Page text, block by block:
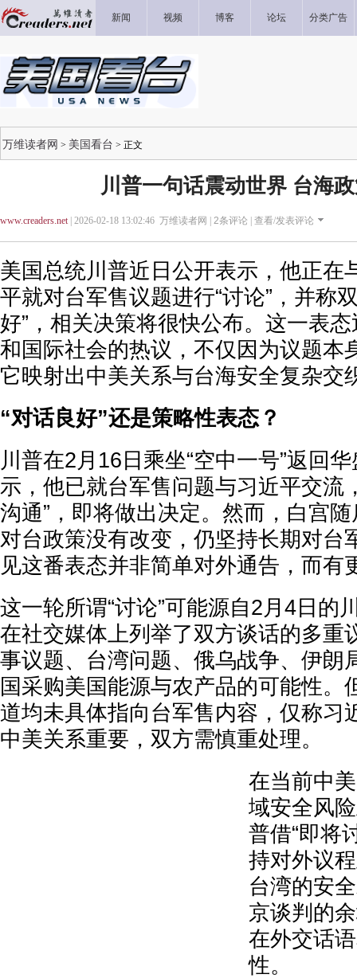
新闻 视频 博客 论坛 分类广告
万维读者网 > 美国看台 > 正文
川普一句话震动世界 台海
www.creaders.net| 2026-02-18 13:02:46 万维读者网 | 2条评论 | 查看/发表评论
美国总统川普近日公开表示，他正在
平就对台军售议题进行“讨论”，并称
好”，相关决策将很快公布。这一表
和国际社会的热议，不仅因为议题本
它映射出中美关系与台海安全复杂交
“对话良好”还是策略性表态？
川普在2月16日乘坐“空中一号”返回
示，他已就台军售问题与习近平交流
沟通”，即将做出决定。然而，白宫
对台政策没有改变，仍坚持长期对台
见这番表态并非简单对外通告，而有
这一轮所谓“讨论”可能源自2月4日的
在社交媒体上列举了双方谈话的多重
事议题、台湾问题、俄乌战争、伊朗
国采购美国能源与农产品的可能性。
道均未具体指向台军售内容，仅称习
中美关系重要，双方需慎重处理。
在当前中
域安全风
普借“即将
持对外议
台湾的安
京谈判的
在外交话
性。